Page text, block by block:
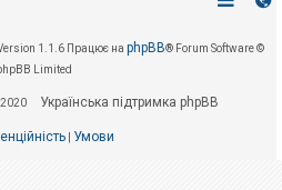
1.1.6 Працює на phpBB® Forum Software ©
Limited
Українська підтримка phpBB
| Умови